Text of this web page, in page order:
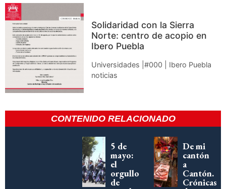
Solidaridad con la Sierra
Norte: centro de acopio en
Ibero Puebla
Universidades |#000 | Ibero Puebla
noticias
CONTENIDO RELACIONADO
5 de
mayo:
el
orgullo
de
De mi
cantón
a
Cantón.
Crónicas